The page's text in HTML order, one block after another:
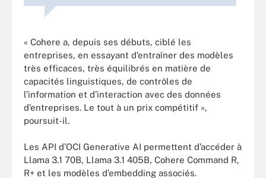
« Cohere a, depuis ses débuts, ciblé les
entreprises, en essayant d’entraîner des modèles
très efficaces, très équilibrés en matière de
capacités linguistiques, de contrôles de
l’information et d’interaction avec des données
d’entreprises. Le tout à un prix compétitif »,
poursuit-il.
Les API d’OCI Generative AI permettent d’accéder à
Llama 3.1 70B, Llama 3.1 405B, Cohere Command R,
R+ et les modèles d’embedding associés.